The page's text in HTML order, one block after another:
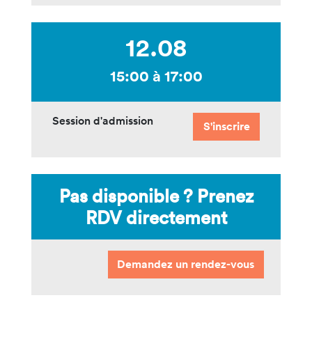
12.08
15:00 à 17:00
Session d'admission S'inscrire
Pas disponible ? Prenez
RDV directement
Demandez un rendez-vous